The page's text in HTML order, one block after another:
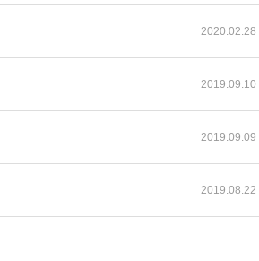
2020.02.28
2019.09.10
2019.09.09
2019.08.22